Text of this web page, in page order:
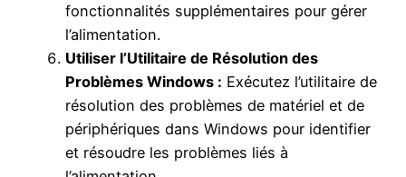
fonctionnalités supplémentaires pour gérer
l’alimentation.
Utiliser l’Utilitaire de Résolution des
Problèmes Windows : Exécutez l’utilitaire de
résolution des problèmes de matériel et de
périphériques dans Windows pour identifier
et résoudre les problèmes liés à